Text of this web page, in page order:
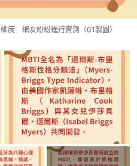
度 網友紛紛進行實測（01製圖）